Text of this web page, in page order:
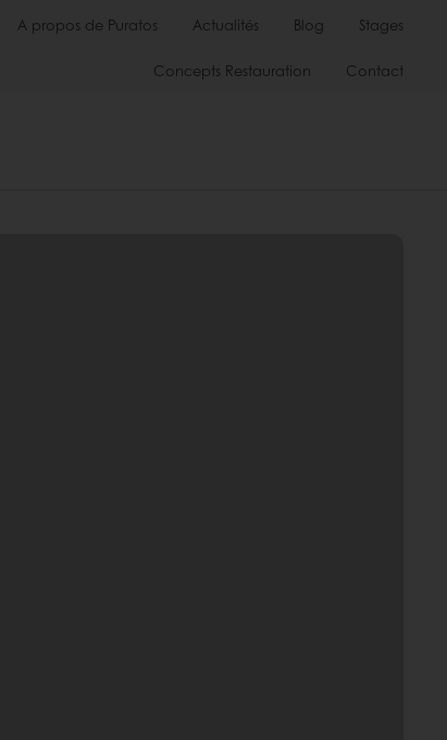
A propos de Puratos Actualités Blog Stages
Concepts Restauration Contact